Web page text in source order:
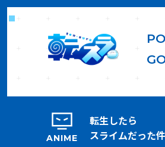
PO
G
ANIME
転生したら
スライムだった件